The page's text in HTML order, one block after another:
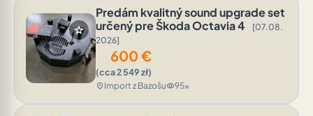
star
Predám kvalitný sound upgrade set
určený pre Škoda Octavia 4
[07.08.
2026]
600 €
(cca 2 549 zł)
location_on Import z Bazošuvisibility95x